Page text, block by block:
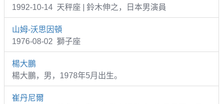
1992-10-14 天秤座 | 鈴木伸之，日本男演員
山姆-沃思因頓
1976-08-02 獅子座
楊大鵬
楊大鵬，男，1978年5月出生。
崔丹尼爾